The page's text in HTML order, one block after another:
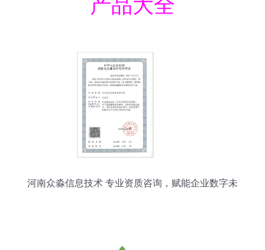
产品大全
河南众淼信息技术 专业资质咨询，赋能企业数字未